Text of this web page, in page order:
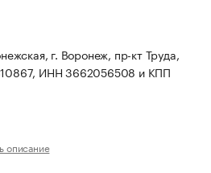
г. Воронеж, пр-кт Труда,
ИНН 3662056508 и КПП
описание